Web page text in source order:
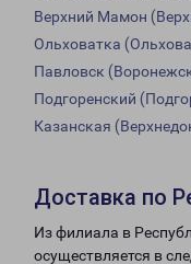
Верхний Мамон
Ольховатка
Павловск
Подгоренский
Казанская
Доставка по
Из филиала в
осуществляется в